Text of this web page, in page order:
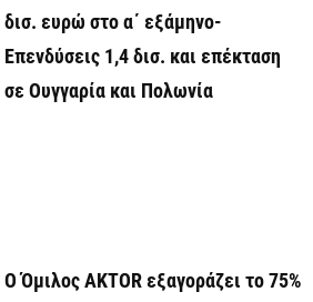
δισ. ευρώ στο α΄ εξάμηνο-
Επενδύσεις 1,4 δισ. και επέκταση
σε Ουγγαρία και Πολωνία
Ο Όμιλος AKTOR εξαγοράζει το 75%